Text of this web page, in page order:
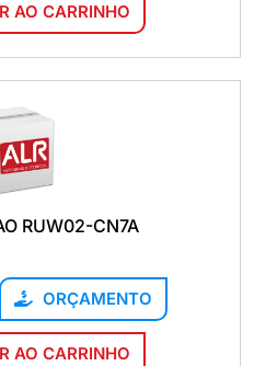
AO CARRINHO
RUW02-CN7A
ORÇAMENTO
AO CARRINHO